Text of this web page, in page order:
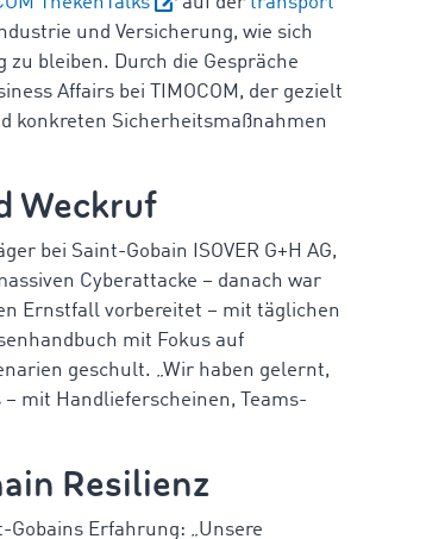
und Versicherung, wie sich
bleiben. Durch die Gespräche
Affairs bei TIMOCOM, der gezielt
konkreten Sicherheitsmaßnahmen
Weckruf
bei Saint-Gobain ISOVER G+H AG,
Cyberattacke – danach war
Ernstfall vorbereitet – mit täglichen
mit Fokus auf
geschult. „Wir haben gelernt,
mit Handlieferscheinen, Teams-
Resilienz
Gobains Erfahrung: „Unsere